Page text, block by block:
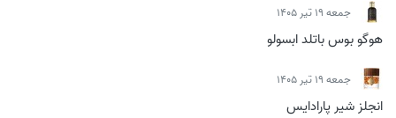
جمعه 19 تیر 1405
هوگو بوس باتلد ابسولو
جمعه 19 تیر 1405
انجلز شیر پارادایس